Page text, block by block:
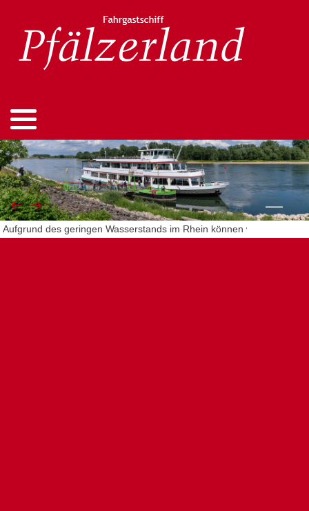
Aufgrund des geringen Wasserstands im Rhein können wir derzeit